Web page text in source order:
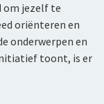
om jezelf te
oriënteren en
onderwerpen en
toont, is er